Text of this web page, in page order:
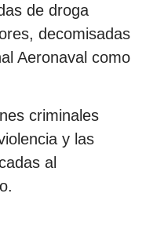
de droga
decomisadas
Aeronaval como
criminales
y las
al